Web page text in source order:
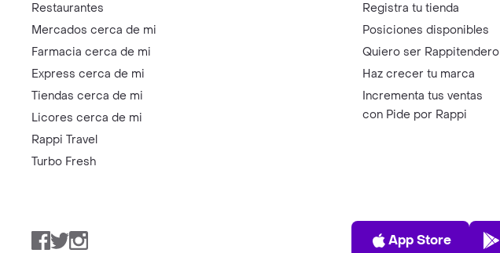
Restaurantes
Mercados cerca de mi
Farmacia cerca de mi
Express cerca de mi
Tiendas cerca de mi
Licores cerca de mi
Rappi Travel
Turbo Fresh
Registra tu tienda
Posiciones disponibles
Quiero ser Rappitendero
Haz crecer tu marca
Incrementa tus ventas
con Pide por Rappi
Facebook
TwitterInstagram
App Store
App Store